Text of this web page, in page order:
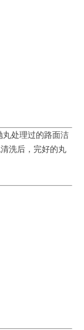
丸处理过的路面洁
洗后，完好的丸